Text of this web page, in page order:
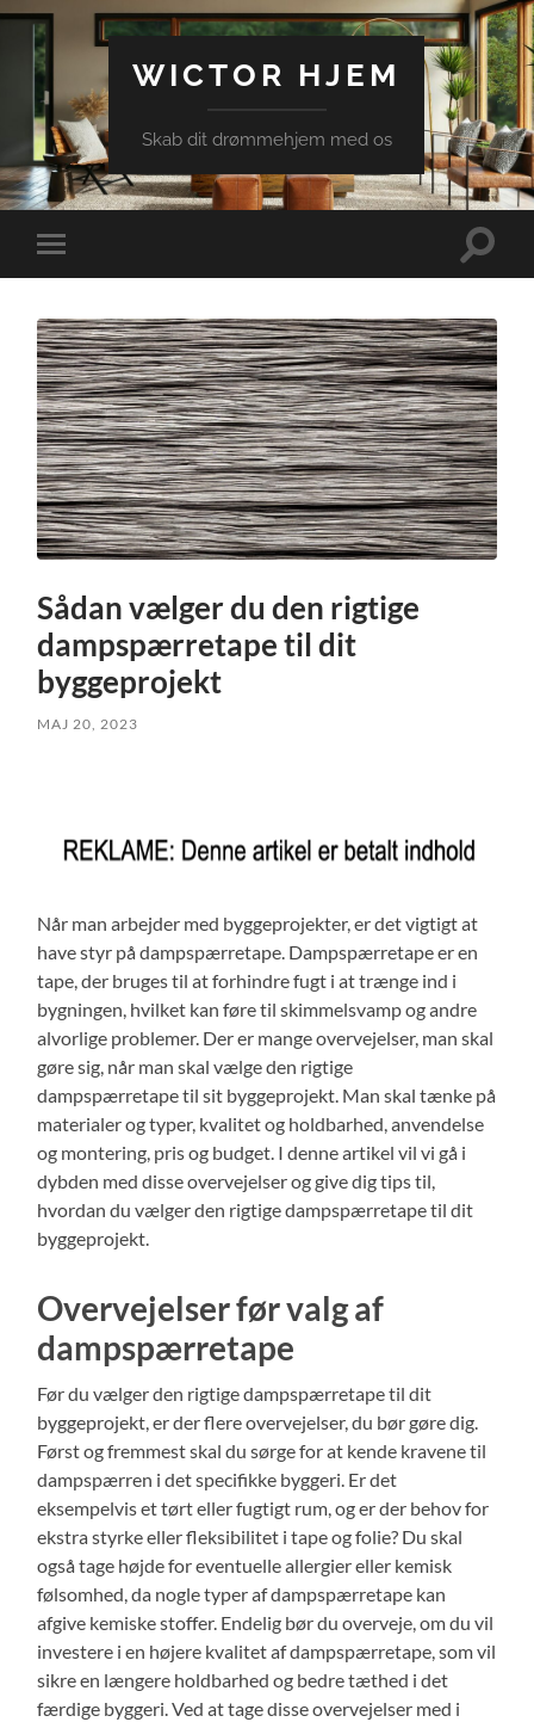
WICTOR HJEM
Skab dit drømmehjem med os
Toggle
mobile
Toggle
Sådan vælger du den rigtige
dampspærretape til dit
byggeprojekt
MAJ 20, 2023
Når man arbejder med byggeprojekter, er det vigtigt at
have styr på dampspærretape. Dampspærretape er en
tape, der bruges til at forhindre fugt i at trænge ind i
bygningen, hvilket kan føre til skimmelsvamp og andre
alvorlige problemer. Der er mange overvejelser, man skal
gøre sig, når man skal vælge den rigtige
dampspærretape til sit byggeprojekt. Man skal tænke på
materialer og typer, kvalitet og holdbarhed, anvendelse
og montering, pris og budget. I denne artikel vil vi gå i
dybden med disse overvejelser og give dig tips til,
hvordan du vælger den rigtige dampspærretape til dit
byggeprojekt.
Overvejelser før valg af
dampspærretape
Før du vælger den rigtige dampspærretape til dit
byggeprojekt, er der flere overvejelser, du bør gøre dig.
Først og fremmest skal du sørge for at kende kravene til
dampspærren i det specifikke byggeri. Er det
eksempelvis et tørt eller fugtigt rum, og er der behov for
ekstra styrke eller fleksibilitet i tape og folie? Du skal
også tage højde for eventuelle allergier eller kemisk
følsomhed, da nogle typer af dampspærretape kan
afgive kemiske stoffer. Endelig bør du overveje, om du vil
investere i en højere kvalitet af dampspærretape, som vil
sikre en længere holdbarhed og bedre tæthed i det
færdige byggeri. Ved at tage disse overvejelser med i